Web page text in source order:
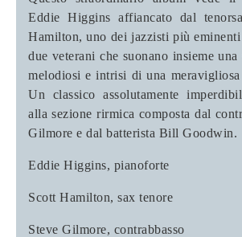
Eddie Higgins affiancato dal
Hamilton, uno dei jazzisti più eminenti
due veterani che suonano insieme una
melodiosi e intrisi di una meravigliosa
Un classico assolutamente
alla sezione rirmica composta dal
Gilmore e dal batterista Bill Goodwin.
Eddie Higgins, pianoforte
Scott Hamilton, sax tenore
Steve Gilmore, contrabbasso